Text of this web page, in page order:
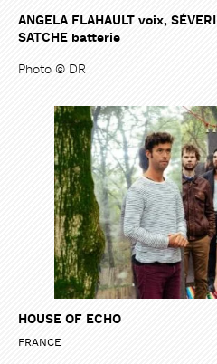
ANGELA FLAHAULT voix,
SATCHE batterie
Photo © DR
HOUSE OF ECHO
FRANCE